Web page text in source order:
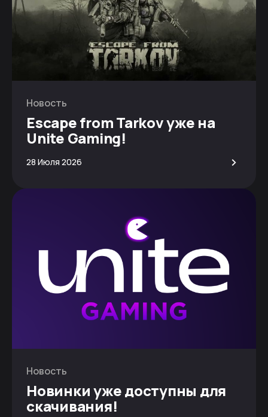
Новость
Escape from Tarkov уже на
Unite Gaming!
28 Июля 2026 >
Новость
Новинки уже доступны для
скачивания!